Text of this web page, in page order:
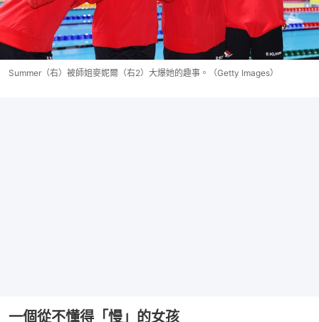
Summer（右）被師姐麥妮爾（右2）大爆她的趣事。（Getty Images）
一個從不懂得「慢」的女孩